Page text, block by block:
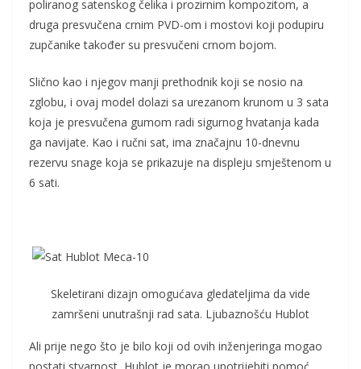
poliranog satenskog čelika i prozirnim kompozitom, a
druga presvučena crnim PVD-om i mostovi koji podupiru
zupčanike također su presvučeni crnom bojom.
Slično kao i njegov manji prethodnik koji se nosio na
zglobu, i ovaj model dolazi sa urezanom krunom u 3 sata
koja je presvučena gumom radi sigurnog hvatanja kada
ga navijate. Kao i ručni sat, ima značajnu 10-dnevnu
rezervu snage koja se prikazuje na displeju smještenom u
6 sati.
Skeletirani dizajn omogućava gledateljima da vide
zamršeni unutrašnji rad sata. Ljubaznošću Hublot
Ali prije nego što je bilo koji od ovih inženjeringa mogao